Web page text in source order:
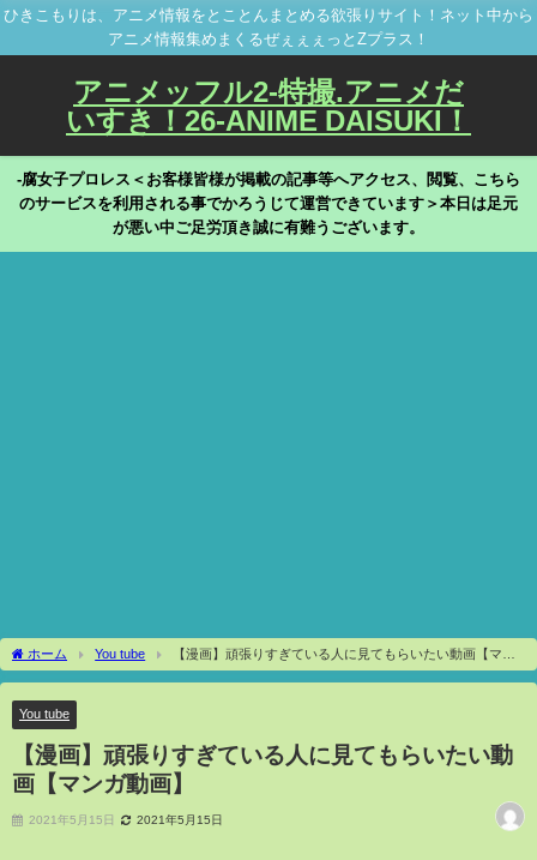
ひきこもりは、アニメ情報をとことんまとめる欲張りサイト！ネット中から
アニメ情報集めまくるぜぇぇぇっとZプラス！
アニメッフル2-特撮.アニメだ
いすき！26-ANIME DAISUKI！
-腐女子プロレス＜お客様皆様が掲載の記事等へアクセス、閲覧、こちら
のサービスを利用される事でかろうじて運営できています＞本日は足元
が悪い中ご足労頂き誠に有難うございます。
ホーム You tube
【漫画】頑張りすぎている人に見てもらいたい動画【マン
ガ動画】
You tube
【漫画】頑張りすぎている人に見てもらいたい動
画【マンガ動画】
2021年5月15日 2021年5月15日